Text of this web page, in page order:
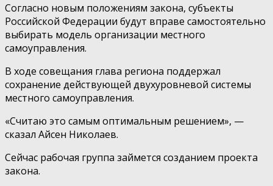
Согласно новым положениям закона, субъекты
Российской Федерации будут вправе самостоятельно
выбирать модель организации местного
самоуправления.
В ходе совещания глава региона поддержал
сохранение действующей двухуровневой системы
местного самоуправления.
«Считаю это самым оптимальным решением», —
сказал Айсен Николаев.
Сейчас рабочая группа займется созданием проекта
закона.